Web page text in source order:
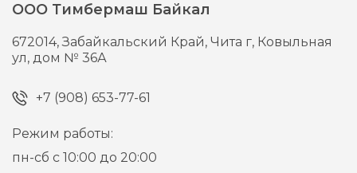
ООО Тимбермаш Байкал
672014,Забайкальский Край, Чита г, Ковыльная
ул, дом № 36А
+7 (908) 653-77-61
Режим работы:
пн-сб с 10:00 до 20:00